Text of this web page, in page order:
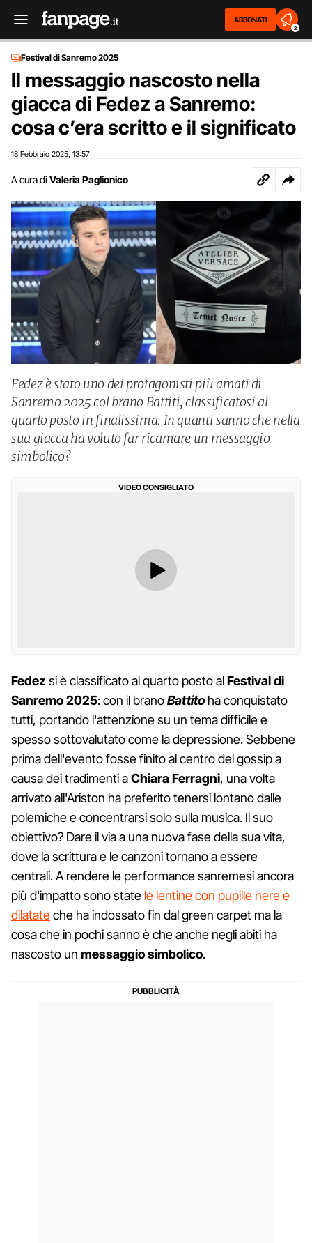
ABBONATI
2
Festival di Sanremo 2025
Il messaggio nascosto nella
giacca di Fedez a Sanremo:
cosa c’era scritto e il significato
18 Febbraio 2025 13:57
A cura di Valeria Paglionico
Fedez è stato uno dei protagonisti più amati di
Sanremo 2025 col brano Battiti, classificatosi al
quarto posto in finalissima. In quanti sanno che nella
sua giacca ha voluto far ricamare un messaggio
simbolico?
VIDEO CONSIGLIATO
Fedez si è classificato al quarto posto alFestival di
Sanremo 2025: con il branoBattito ha conquistato
tutti, portando l'attenzione su un tema difficile e
spesso sottovalutato come la depressione. Sebbene
prima dell'evento fosse finito al centro del gossip a
causa dei tradimenti aChiara Ferragni, una volta
arrivato all'Ariston ha preferito tenersi lontano dalle
polemiche e concentrarsi solo sulla musica. Il suo
obiettivo? Dare il via a una nuova fase della sua vita,
dove la scrittura e le canzoni tornano a essere
centrali. A rendere le performance sanremesi ancora
più d'impatto sono state le lentine con pupille nere e
dilatateche ha indossato fin dal green carpet ma la
cosa che in pochi sanno è che anche negli abiti ha
nascosto un messaggio simbolico.